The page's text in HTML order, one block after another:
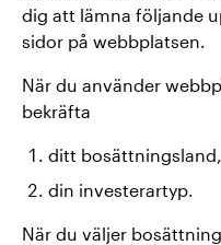
dig att lämna följande
sidor på webbplatsen.
När du använder
bekräfta
ditt
din investerartyp.
När du väljer